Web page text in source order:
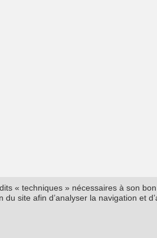
« techniques » nécessaires à son
du site afin d’analyser la navigation et